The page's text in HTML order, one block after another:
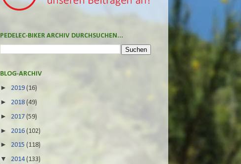
PEDELEC-BIKER ARCHIV DURCHSUCHEN...
BLOG-ARCHIV
► 2019 (16)
► 2018 (49)
► 2017 (59)
► 2016 (102)
► 2015 (118)
▼ 2014(133)